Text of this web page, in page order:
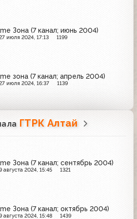
Зона (7 канал; июнь 2004)
июля 2024, 17:13 1199
зона (7 канал; апрель 2004)
июля 2024, 16:37 1139
ГТРК Алтай
Зона (7 канал; сентябрь 2004)
августа 2024, 15:45 1321
Зона (7 канал; октябрь 2004)
августа 2024, 15:48 1439